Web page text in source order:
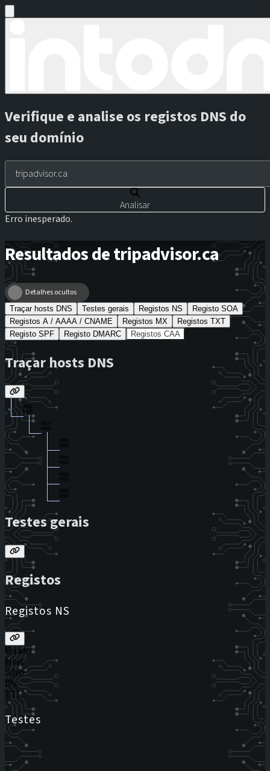
Verifique e analise os registos DNS do
seu domínio
Analisar
Erro inesperado.
Resultados de tripadvisor.ca
Detalhes ocultos
Traçar hosts DNS Testes gerais Registos NS
Registo SOA
Registos A / AAAA / CNAME
Registos MX
Registos TXT
Registo SPF
Registo DMARC Registos CAA
Traçar hosts DNS
Testes gerais
Registos
Registos NS
Estado
Host
Alvo
IPs
TTL
Testes